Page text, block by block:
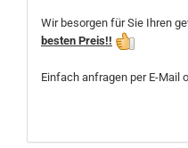
Wir besorgen für Sie Ihren
besten Preis!!
Einfach anfragen per E-Mail